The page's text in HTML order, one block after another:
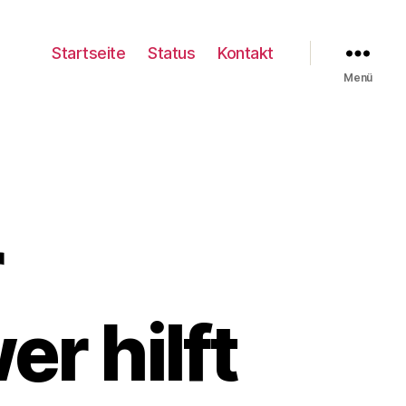
Startseite Status Kontakt
Menü
hilft